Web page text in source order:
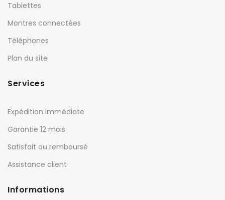
Tablettes
Montres connectées
Téléphones
Plan du site
Services
Expédition immédiate
Garantie 12 mois
Satisfait ou remboursé
Assistance client
Informations